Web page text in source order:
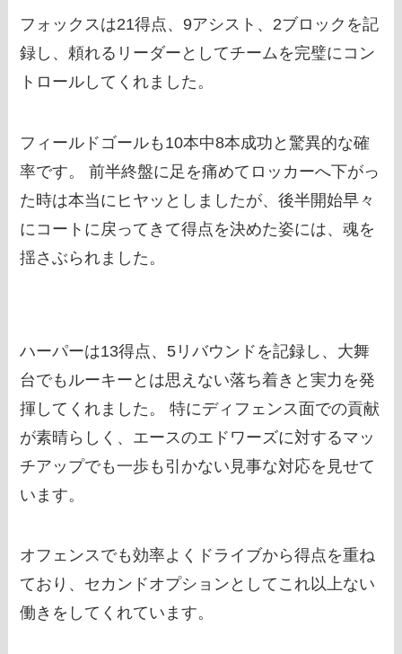
フォックスは21得点、9アシスト、2ブロックを記
録し、頼れるリーダーとしてチームを完璧にコン
トロールしてくれました。
フィールドゴールも10本中8本成功と驚異的な確
率です。 前半終盤に足を痛めてロッカーへ下がっ
た時は本当にヒヤッとしましたが、後半開始早々
にコートに戻ってきて得点を決めた姿には、魂を
揺さぶられました。
ハーパーは13得点、5リバウンドを記録し、大舞
台でもルーキーとは思えない落ち着きと実力を発
揮してくれました。 特にディフェンス面での貢献
が素晴らしく、エースのエドワーズに対するマッ
チアップでも一歩も引かない見事な対応を見せて
います。
オフェンスでも効率よくドライブから得点を重ね
ており、セカンドオプションとしてこれ以上ない
働きをしてくれています。